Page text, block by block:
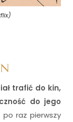
trafić do kin,
do jego
raz pierwszy